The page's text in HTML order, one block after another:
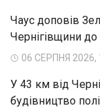
Чаус доповів
Чернігівщини
06 СЕРПНЯ 2026,
У 43 км від
будівництво